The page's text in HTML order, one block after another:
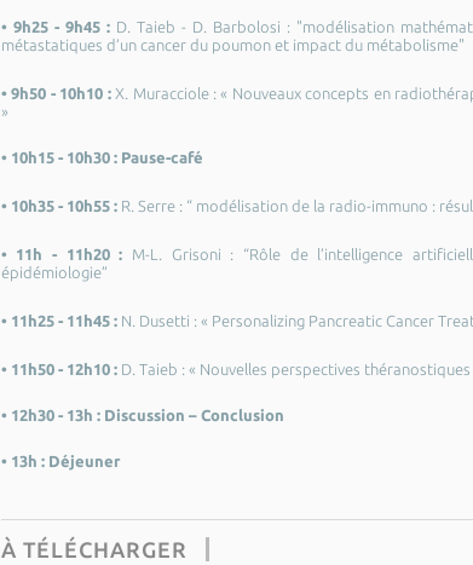
• 9h25 - 9h45 : D. Taieb - D. Barbolosi : "modélisation
métastatiques d’un cancer du poumon et impact du métabolisme"
• 9h50 - 10h10 : X. Muracciole : « Nouveaux concepts en
»
• 10h15 - 10h30 : Pause-café
• 10h35 - 10h55 : R. Serre : “ modélisation de la radio-immuno :
• 11h - 11h20 : M-L. Grisoni : “Rôle de l’intelligence
épidémiologie”
• 11h25 - 11h45 : N. Dusetti : « Personalizing Pancreatic Cancer
• 11h50 - 12h10 : D. Taieb : « Nouvelles perspectives théranostiques
• 12h30 - 13h : Discussion – Conclusion
• 13h : Déjeuner
À TÉLÉCHARGER